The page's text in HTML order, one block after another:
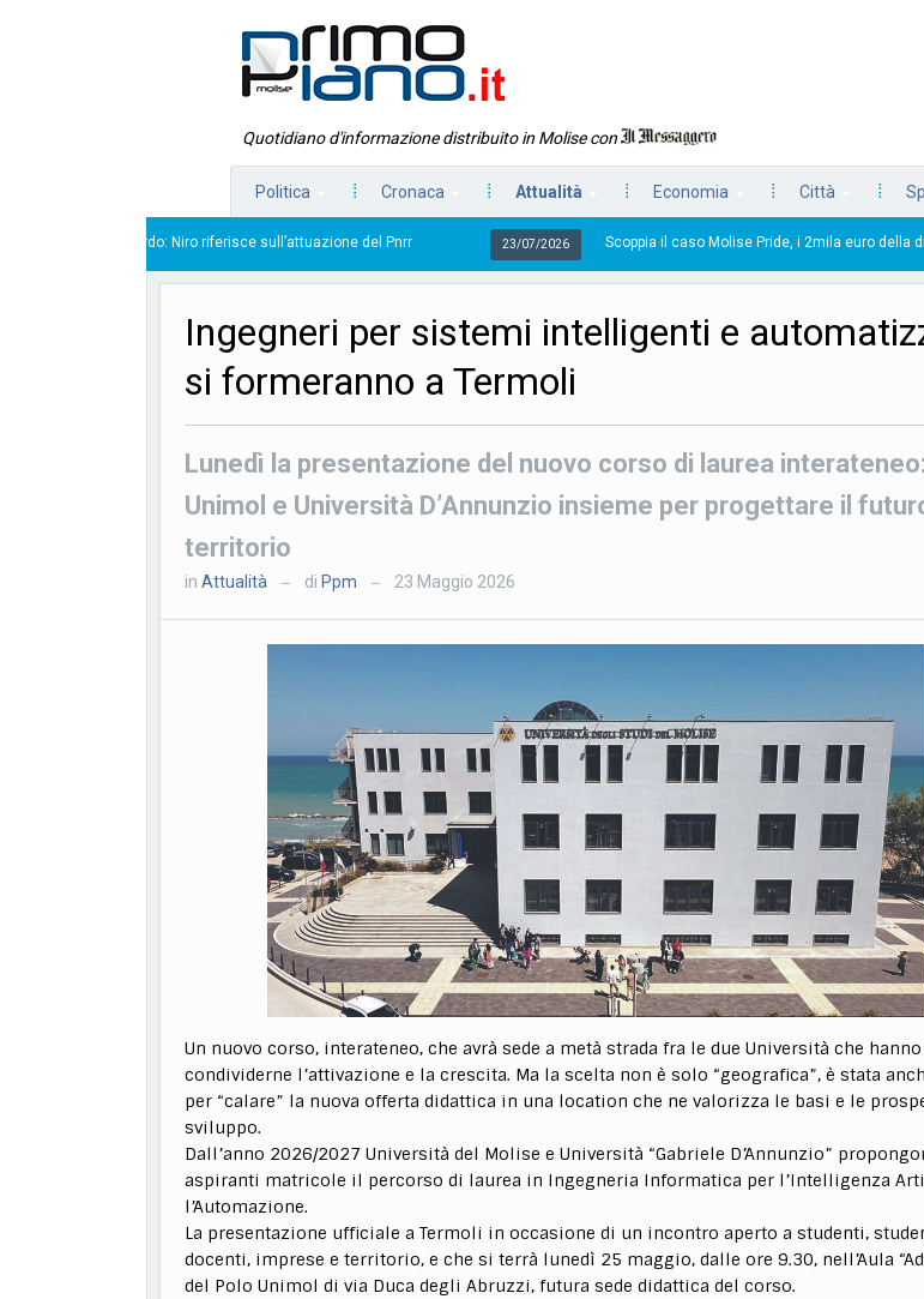
Quotidiano d'informazione distribuito in Molise con
Politica Cronaca Attualità Economia Città
ritardo: Niro riferisce sull’attuazione del Pnrr 23/07/2026 Scoppia il caso Molise Pride, i 2mila euro della discordia
Ingegneri per sistemi intelligenti e
si formeranno a Termoli
Lunedì la presentazione del nuovo corso di laurea interateneo:
Unimol e Università D’Annunzio insieme per progettare il
territorio
in Attualità — di Ppm — 23 Maggio 2026
Un nuovo corso, interateneo, che avrà sede a metà strada fra le due Università che
condividerne l’attivazione e la crescita. Ma la scelta non è solo “geografica”, è stata
per “calare” la nuova offerta didattica in una location che ne valorizza le basi e le
sviluppo.
Dall’anno 2026/2027 Università del Molise e Università “Gabriele D’Annunzio”
aspiranti matricole il percorso di laurea in Ingegneria Informatica per l’Intelligenza
l’Automazione.
La presentazione ufficiale a Termoli in occasione di un incontro aperto a studenti,
docenti, imprese e territorio, e che si terrà lunedì 25 maggio, dalle ore 9.30, nell’Aula
del Polo Unimol di via Duca degli Abruzzi, futura sede didattica del corso.